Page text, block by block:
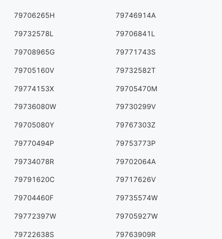
79706265H 79746914A
79732578L 79706841L
79708965G 79771743S
79705160V 79732582T
79774153X 79705470M
79736080W 79730299V
79705080Y 79767303Z
79770494P 79753773P
79734078R 79702064A
79791620C 79717626V
79704460F 79735574W
79772397W 79705927W
79722638S 79763909R